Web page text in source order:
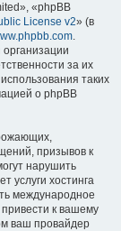
«phpBB
License v2» (в
.
за их
таких
о phpBB
призывов к
нарушить
услуги хостинга
международное
к вашему
ваш провайдер